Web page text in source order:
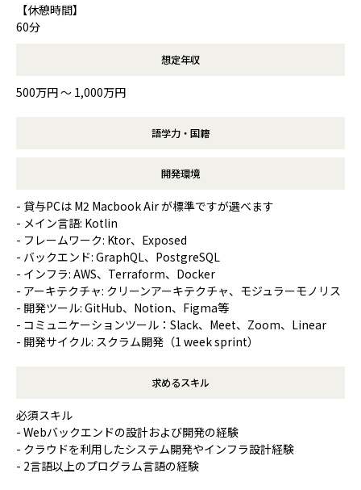
【休憩時間】
60分
想定年収
500万円 〜 1,000万円
語学力・国籍
開発環境
- 貸与PCは M2 Macbook Air が標準ですが選べます
- メイン言語: Kotlin
- フレームワーク: Ktor、Exposed
- バックエンド: GraphQL、PostgreSQL
- インフラ: AWS、Terraform、Docker
- アーキテクチャ: クリーンアーキテクチャ、モジュラーモノリス
- 開発ツール: GitHub、Notion、Figma等
- コミュニケーションツール：Slack、Meet、Zoom、Linear
- 開発サイクル: スクラム開発（1 week sprint）
求めるスキル
必須スキル
- Webバックエンドの設計および開発の経験
- クラウドを利用したシステム開発やインフラ設計経験
- 2言語以上のプログラム言語の経験